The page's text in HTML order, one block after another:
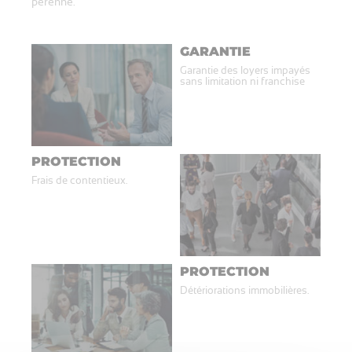
GARANTIE
Garantie des loyers impayés
sans limitation ni franchise
PROTECTION
Frais de contentieux.
PROTECTION
Détériorations immobilières.